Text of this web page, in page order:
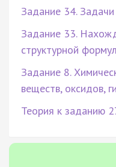
Задание 34.
Задание 33.
структурной
Задание 8.
веществ, оксидов,
Теория к заданию